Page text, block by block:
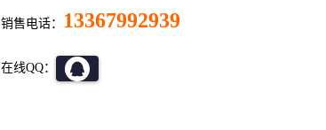
销售电话： 13367992939
在线QQ：